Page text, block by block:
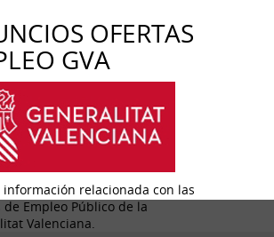
OFERTAS
GVA
información relacionada con las
de Empleo Público de la
Valenciana.